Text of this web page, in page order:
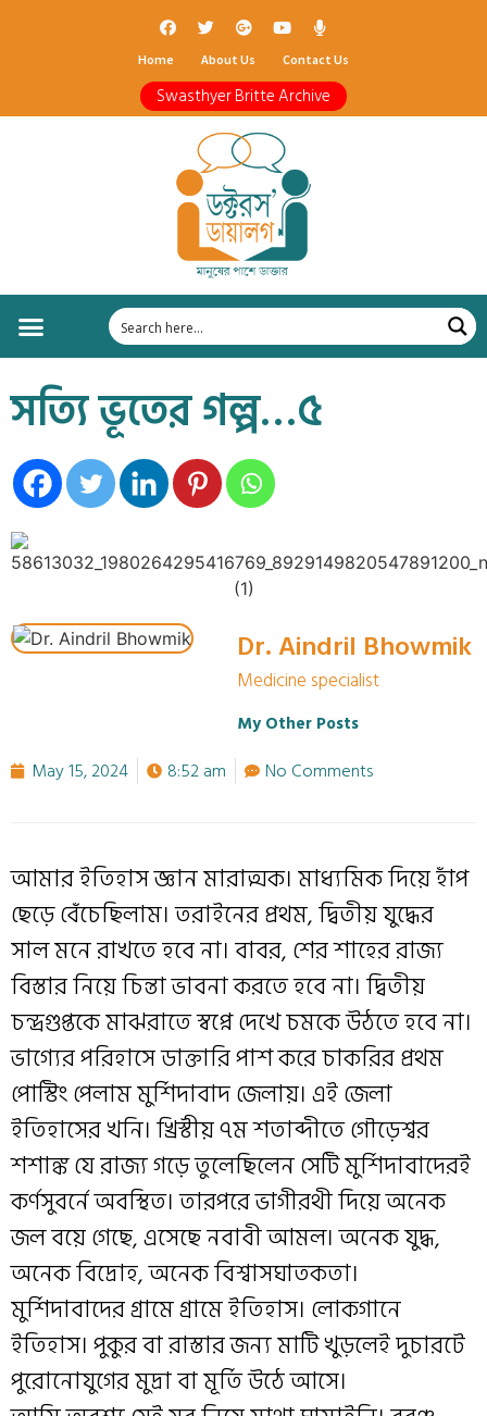
Home About Us Contact Us
Swasthyer Britte Archive
সত্যি ভূতের গল্প…৫
Dr. Aindril Bhowmik
Medicine specialist
My Other Posts
May 15, 2024 8:52 am No Comments
আমার ইতিহাস জ্ঞান মারাত্মক। মাধ্যমিক দিয়ে হাঁপ
ছেড়ে বেঁচেছিলাম। তরাইনের প্রথম, দ্বিতীয় যুদ্ধের
সাল মনে রাখতে হবে না। বাবর, শের শাহের রাজ্য
বিস্তার নিয়ে চিন্তা ভাবনা করতে হবে না। দ্বিতীয়
চন্দ্রগুপ্তকে মাঝরাতে স্বপ্নে দেখে চমকে উঠতে হবে না।
ভাগ্যের পরিহাসে ডাক্তারি পাশ করে চাকরির প্রথম
পোস্টিং পেলাম মুর্শিদাবাদ জেলায়। এই জেলা
ইতিহাসের খনি। খ্রিস্টীয় ৭ম শতাব্দীতে গৌড়েশ্বর
শশাঙ্ক যে রাজ্য গড়ে তুলেছিলেন সেটি মুর্শিদাবাদেরই
কর্ণসুবর্নে অবস্থিত। তারপরে ভাগীরথী দিয়ে অনেক
জল বয়ে গেছে, এসেছে নবাবী আমল। অনেক যুদ্ধ,
অনেক বিদ্রোহ, অনেক বিশ্বাসঘাতকতা।
মুর্শিদাবাদের গ্রামে গ্রামে ইতিহাস। লোকগানে
ইতিহাস। পুকুর বা রাস্তার জন্য মাটি খুড়লেই দুচারটে
পুরোনোযুগের মুদ্রা বা মূর্তি উঠে আসে।